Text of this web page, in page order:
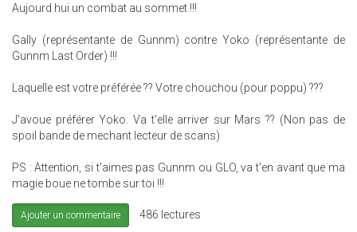
Aujourd hui un combat au sommet !!!
Gally (représentante de Gunnm) contre Yoko (représentante de
Gunnm Last Order) !!!
Laquelle est votre préférée ?? Votre chouchou (pour poppu) ???
J'avoue préférer Yoko. Va t'elle arriver sur Mars ?? (Non pas de
spoil bande de mechant lecteur de scans)
PS : Attention, si t'aimes pas Gunnm ou GLO, va t'en avant que ma
magie boue ne tombe sur toi !!!
Ajouter un commentaire 486 lectures